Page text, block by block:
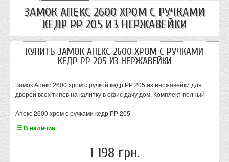
ЗАМОК АПЕКС 2600 ХРОМ С РУЧКАМИ
КЕДР РР 205 ИЗ НЕРЖАВЕЙКИ
КУПИТЬ ЗАМОК АПЕКС 2600 ХРОМ С РУЧКАМИ
КЕДР РР 205 ИЗ НЕРЖАВЕЙКИ
Замок Апекс 2600 хром с ручкой кедр РР 205 из нержавейки для
дверей всех типов на калитку в офис дачу дом. Комплект полный
Апекс 2600 хром с ручками кедр РР 205
В наличии
1 198 грн.